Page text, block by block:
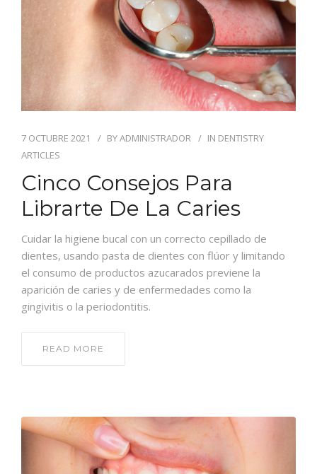
7 OCTUBRE 2021 BYADMINISTRADOR IN DENTISTRY
ARTICLES
Cinco Consejos Para
Librarte De La Caries
Cuidar la higiene bucal con un correcto cepillado de
dientes, usando pasta de dientes con flúor y limitando
el consumo de productos azucarados previene la
aparición de caries y de enfermedades como la
gingivitis o la periodontitis.
READ MORE